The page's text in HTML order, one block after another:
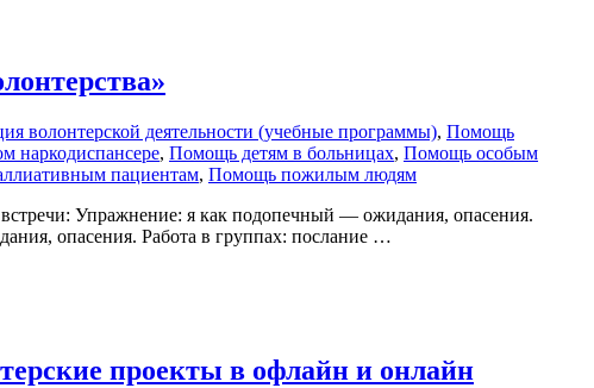
волонтерской деятельности (учебные программы), Помощь
наркодиспансере, Помощь детям в больницах, Помощь особым
пациентам, Помощь пожилым людям
встречи: Упражнение: я как подопечный — ожидания, опасения.
опасения. Работа в группах: послание …
проекты в офлайн и онлайн